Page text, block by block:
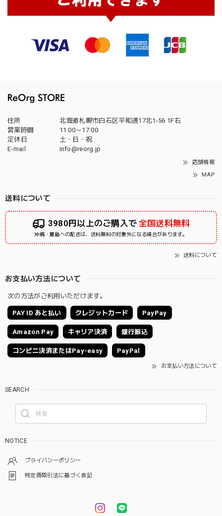
住所
北海道札幌市白石区平和通17北1-56 1F右
営業時間
11:00～17:00
定休日
土・日・祝
E-mail
info@reorg.jp
店舗情報
MAP
送料について
3980円以上のご購入で 全国送料無料
沖縄・離島への配送は、送料無料の対象外になる場合があります。
送料について
お支払い方法について
次の方法がご利用いただけます。
PAY ID あと払い クレジットカード PayPay
Amazon Pay キャリア決済 銀行振込
コンビニ決済またはPay-easy PayPal
お支払い方法について
SEARCH
NOTICE
プライバシーポリシー
特定商取引法に基づく表記